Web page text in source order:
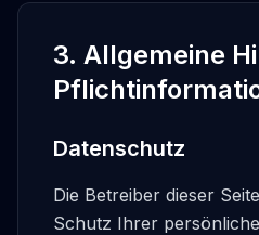
3. Allgemeine
Datenschutz
Die Betreiber dieser
Schutz Ihrer